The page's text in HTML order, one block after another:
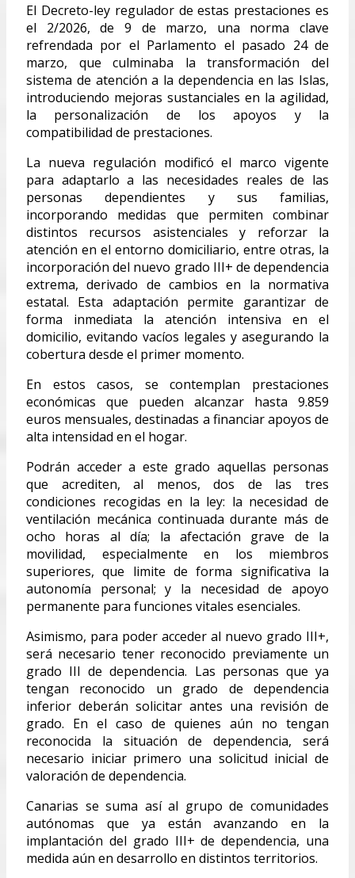
El Decreto-ley regulador de estas prestaciones es
el 2/2026, de 9 de marzo, una norma clave
refrendada por el Parlamento el pasado 24 de
marzo, que culminaba la transformación del
sistema de atención a la dependencia en las Islas,
introduciendo mejoras sustanciales en la agilidad,
la personalización de los apoyos y la
compatibilidad de prestaciones.
La nueva regulación modificó el marco vigente
para adaptarlo a las necesidades reales de las
personas dependientes y sus familias,
incorporando medidas que permiten combinar
distintos recursos asistenciales y reforzar la
atención en el entorno domiciliario, entre otras, la
incorporación del nuevo grado III+ de dependencia
extrema, derivado de cambios en la normativa
estatal. Esta adaptación permite garantizar de
forma inmediata la atención intensiva en el
domicilio, evitando vacíos legales y asegurando la
cobertura desde el primer momento.
En estos casos, se contemplan prestaciones
económicas que pueden alcanzar hasta 9.859
euros mensuales, destinadas a financiar apoyos de
alta intensidad en el hogar.
Podrán acceder a este grado aquellas personas
que acrediten, al menos, dos de las tres
condiciones recogidas en la ley: la necesidad de
ventilación mecánica continuada durante más de
ocho horas al día; la afectación grave de la
movilidad, especialmente en los miembros
superiores, que limite de forma significativa la
autonomía personal; y la necesidad de apoyo
permanente para funciones vitales esenciales.
Asimismo, para poder acceder al nuevo grado III+,
será necesario tener reconocido previamente un
grado III de dependencia. Las personas que ya
tengan reconocido un grado de dependencia
inferior deberán solicitar antes una revisión de
grado. En el caso de quienes aún no tengan
reconocida la situación de dependencia, será
necesario iniciar primero una solicitud inicial de
valoración de dependencia.
Canarias se suma así al grupo de comunidades
autónomas que ya están avanzando en la
implantación del grado III+ de dependencia, una
medida aún en desarrollo en distintos territorios.